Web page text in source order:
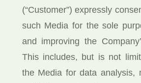
(“Customer”) expressly
such Media for the sole
and improving the
This includes, but is not
the Media for data analysis,